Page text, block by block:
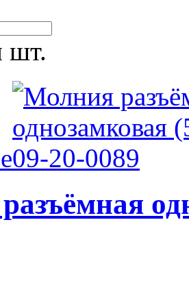
шт.